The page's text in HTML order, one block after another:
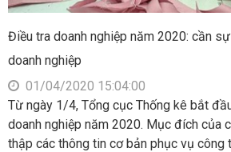
Điều tra doanh nghiệp năm 2020: cần
doanh nghiệp
01/04/2020 15:04:00
Từ ngày 1/4, Tổng cục Thống kê bắt
doanh nghiệp năm 2020. Mục đích của
thập các thông tin cơ bản phục vụ công